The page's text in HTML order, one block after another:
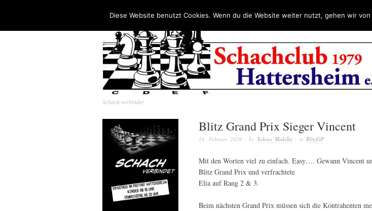
Schach verbindet
Blitz Grand Prix Sieger Vincent
24. Februar 2026 · by Tobias Makilla · in BlitzGP
Mit den Worten viel zu einfach. Easy…. Gewann Vincent
Blitz Grand Prix und
Elia auf Rang 2 & 3.
Beim nächsten Grand Prix müssen sich die Kontrahenten
Diese Website benutzt Cookies. Wenn du die Website weiter nutzt, gehen wir